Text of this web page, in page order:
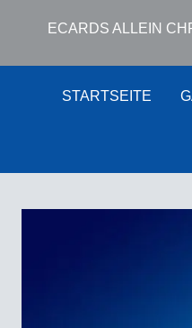
ECARDS ALLEIN
STARTSEITE